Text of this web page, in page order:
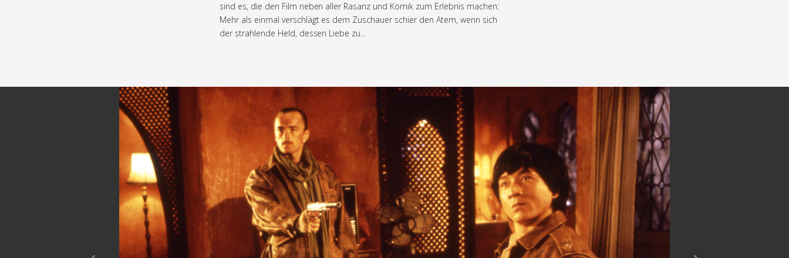
sind es, die den Film neben aller Rasanz und Komik zum Erlebnis machen:
Mehr als einmal verschlägt es dem Zuschauer schier den Atem, wenn sich
der strahlende Held, dessen Liebe zu...